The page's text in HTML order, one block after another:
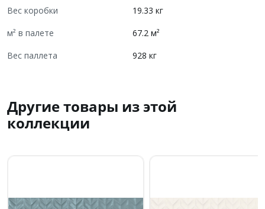
Вес коробки
19.33 кг
м² в палете
67.2 м²
Вес паллета
928 кг
Другие товары из этой
коллекции